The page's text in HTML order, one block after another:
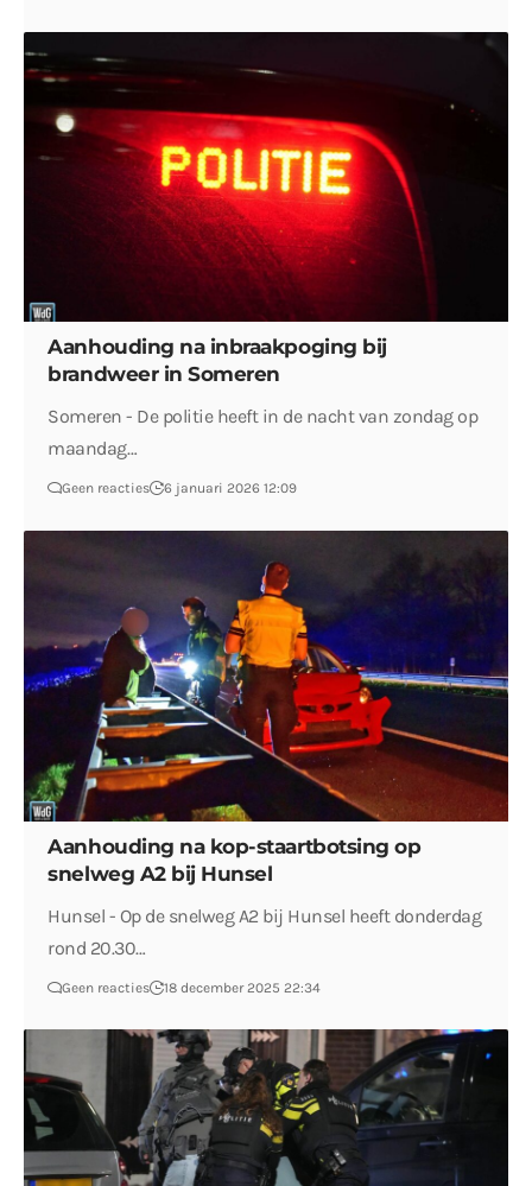
Aanhouding na inbraakpoging bij
brandweer in Someren
Someren - De politie heeft in de nacht van zondag op
maandag…
Geen reacties 6 januari 2026 12:09
Aanhouding na kop-staartbotsing op
snelweg A2 bij Hunsel
Hunsel - Op de snelweg A2 bij Hunsel heeft donderdag
rond 20.30…
Geen reacties 18 december 2025 22:34